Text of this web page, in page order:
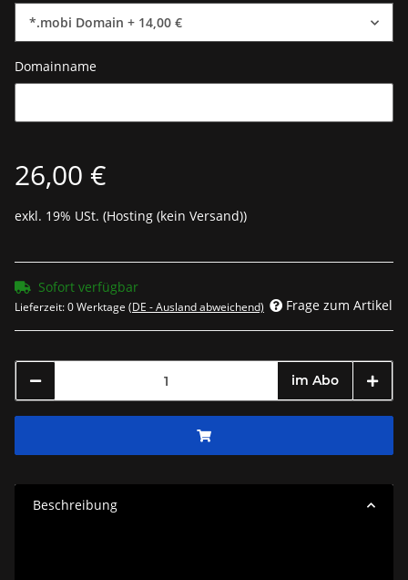
*.mobi Domain + 14,00 €
Domainname
26,00 €
exkl. 19% USt. (Hosting (kein Versand))
Sofort verfügbar
Lieferzeit:0 Werktage (DE - Ausland abweichend) Frage zum Artikel
im Abo
Beschreibung